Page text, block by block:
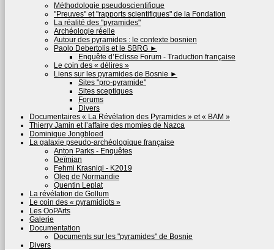
Méthodologie pseudoscientifique
"Preuves" et "rapports scientifiques" de la Fondation
La réalité des "pyramides"
Archéologie réelle
Autour des pyramides : le contexte bosnien
Paolo Debertolis et le SBRG ►
Enquête d’Eclisse Forum - Traduction française
Le coin des « délires »
Liens sur les pyramides de Bosnie ►
Sites "pro-pyramide"
Sites sceptiques
Forums
Divers
Documentaires « La Révélation des Pyramides » et « BAM »
Thierry Jamin et l’affaire des momies de Nazca
Dominique Jongbloed
La galaxie pseudo-archéologique française
Anton Parks - Enquêtes
Deïmian
Fehmi Krasniqi - K2019
Oleg de Normandie
Quentin Leplat
La révélation de Gollum
Le coin des « pyramidiots »
Les OoPArts
Galerie
Documentation
Documents sur les "pyramides" de Bosnie
Divers